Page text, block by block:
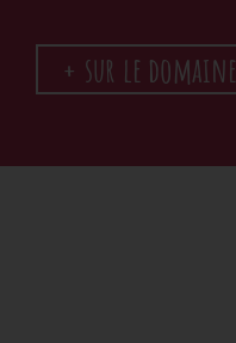
+ sur le domaine